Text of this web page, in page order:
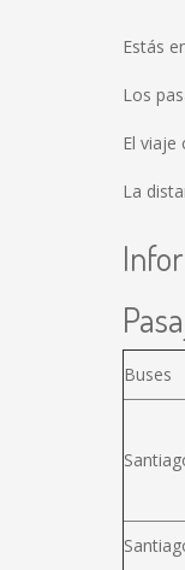
Estás
Los
El viaje
La
Buses